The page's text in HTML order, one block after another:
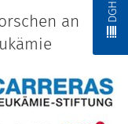
an